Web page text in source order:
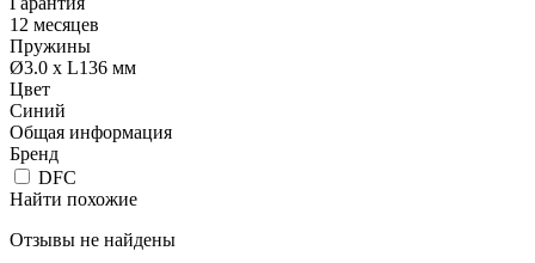
12 месяцев
Пружины
Ø3.0 х L136 мм
Цвет
Синий
Общая информация
Бренд
DFC
Найти похожие
Отзывы не найдены